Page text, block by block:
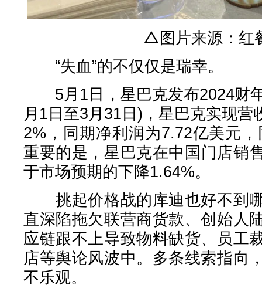
△图片来源：红
“失血”的不仅仅是瑞幸。
5月1日，星巴克发布2024财
月1日至3月31日)，星巴克实现营
2%，同期净利润为7.72亿美元
重要的是，星巴克在中国门店销
于市场预期的下降1.64%。
挑起价格战的库迪也好不到
直深陷拖欠联营商货款、创始人
应链跟不上导致物料缺货、员工
店等舆论风波中。多条线索指向
不乐观。